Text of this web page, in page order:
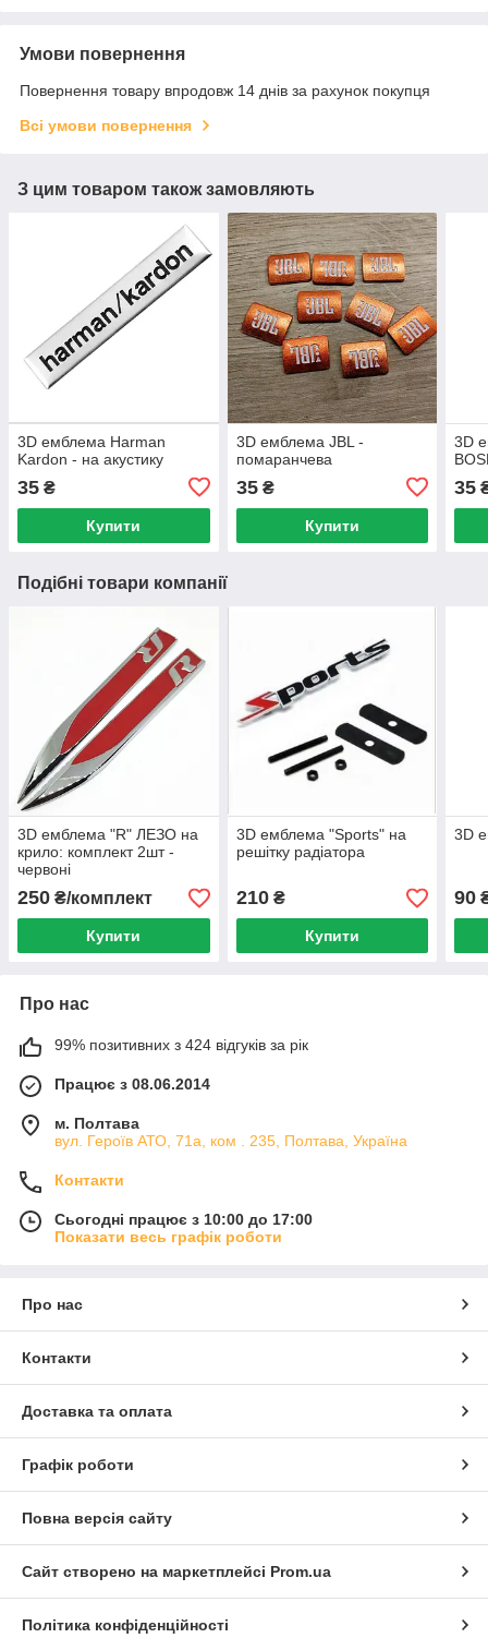
Умови повернення
Повернення товару впродовж 14 днів за рахунок покупця
Всі умови повернення
З цим товаром також замовляють
3D емблема Harman
Kardon - на акустику
35 ₴
Купити
3D емблема JBL -
помаранчева
35₴
Купити
3D
35
Подібні товари компанії
3D емблема "R" ЛЕЗО на
крило: комплект 2шт -
червоні
250 ₴/комплект
Купити
3D емблема "Sports" на
решітку радіатора
210₴
Купити
3D
90
Про нас
99% позитивних з 424 відгуків за рік
Працює з 08.06.2014
м. Полтава
вул. Героїв АТО, 71а, ком . 235, Полтава, Україна
Контакти
Сьогодні працює з 10:00 до 17:00
Показати весь графік роботи
Про нас
Контакти
Доставка та оплата
Графік роботи
Повна версія сайту
Сайт створено на маркетплейсі Prom.ua
Політика конфіденційності